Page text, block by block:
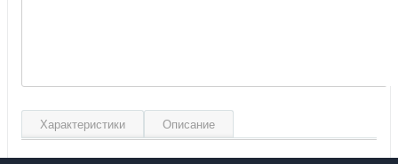
Характеристики Описание